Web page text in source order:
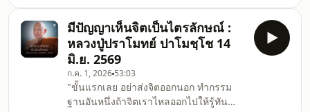
รู้สึกที่ตัวเอง สติรู้สภาวะทั้งหลาย แต่เริ่มต้น
ก็ต้องมีอาตาปี มีความเพียรที่จะแผดเผา
กิเลส จะแผดเผากิเลสก็มีวิหารธรรม มี
เครื่องอยู่ที่เหมาะกับตัวเอง แล้วก็อยู่กับ
เครื่องอยู่อันนั้น ไม่หลงลืม ตรงที่เราไม่
หลงลืมสิ่งที่ควรจะทำ เรียกอสัมโมหะ
สัมปชัญญะ ตัวนี้ตัวใหญ่เลย อสัมโมหะ
มีปัญญาเห็นจิตเป็นไตรลักษณ์ :
หลวงปู่ปราโมทย์ ปาโมชฺโช 14
มิ.ย. 2569
ก.ค. 1, 2026 53:03
"ขั้นแรกเลย อย่าส่งจิตออกนอก ทำกรรม
ฐานอันหนึ่งถ้าจิตเราไหลออกไปให้รู้ทัน